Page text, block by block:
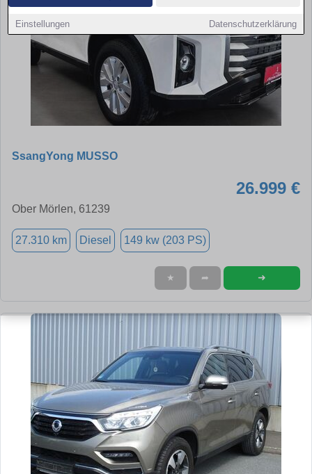
Einstellungen Datenschutzerklärung
SsangYong MUSSO
26.999 €
Ober Mörlen, 61239
27.310 km Diesel 149 kw (203 PS)
★ ➦ ➜